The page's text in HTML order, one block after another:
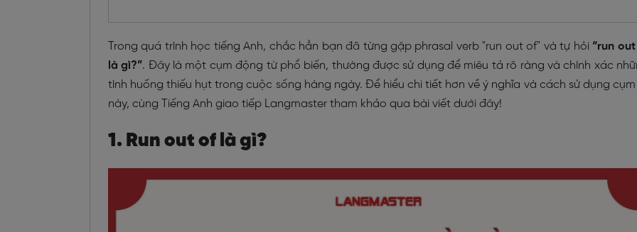
Trong quá trình học tiếng Anh, chắc hẳn bạn đã từng gặp phrasal verb "run out of" và tự hỏi “run
là gì?”. Đây là một cụm động từ phổ biến, thường được sử dụng để miêu tả rõ ràng và chính xác
tình huống thiếu hụt trong cuộc sống hàng ngày. Để hiểu chi tiết hơn về ý nghĩa và cách sử dụng
này, cùng Tiếng Anh giao tiếp Langmaster tham khảo qua bài viết dưới đây!
1. Run out of là gì?